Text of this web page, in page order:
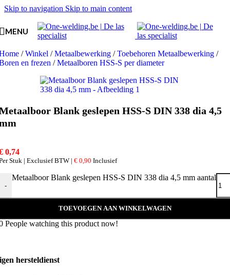
Skip to navigation Skip to main content
MENU
/ Winkel / Metaalbewerking / Toebehoren Metaalbewerking /
en frezen / Metaalboren HSS-S per diameter
Blank geslepen HSS-S DIN 338 dia 4,5
0,74
Stuk | Exclusief BTW | € 0,90 Inclusief
-
Metaalboor Blank geslepen HSS-S DIN 338 dia 4,5 mm aantal
TOEVOEGEN AAN WINKELWAGEN
People watching this product now!
hersteldienst